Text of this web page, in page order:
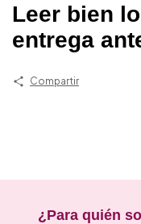
Leer bien
entrega
Compartir
¿Para quién